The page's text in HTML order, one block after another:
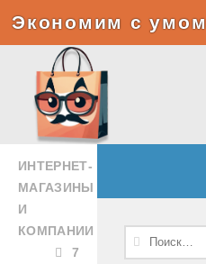
Под записью
Экономим с умом
ИНТЕРНЕТ-
МАГАЗИНЫ
И
КОМПАНИИ
7
Найти: